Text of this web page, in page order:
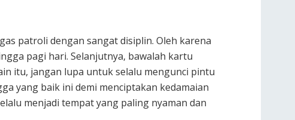
patroli dengan sangat disiplin. Oleh karena
pagi hari. Selanjutnya, bawalah kartu
itu, jangan lupa untuk selalu mengunci pintu
yang baik ini demi menciptakan kedamaian
menjadi tempat yang paling nyaman dan